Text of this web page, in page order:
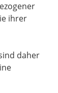
ihrer
daher